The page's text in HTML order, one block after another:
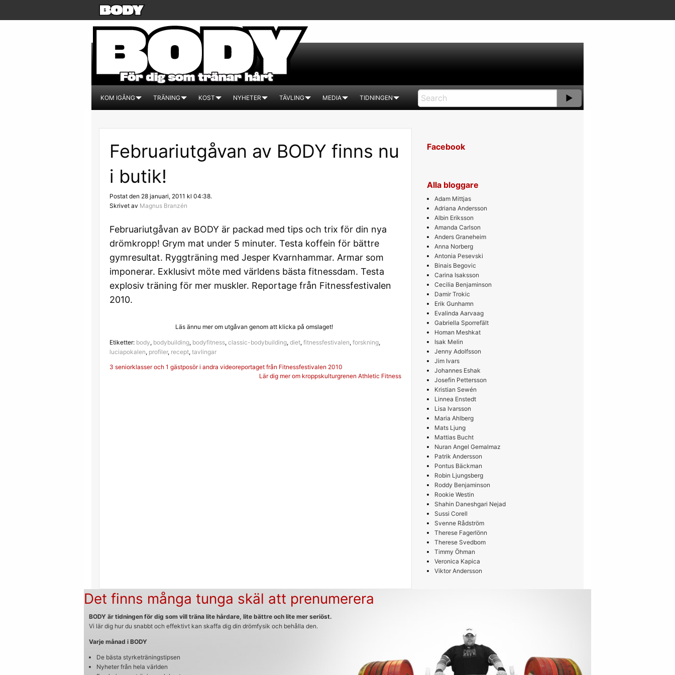
KOM IGÅNG TRÄNING KOST NYHETER TÄVLING MEDIA TIDNINGEN
Februariutgåvan av BODY finns nu
i butik!
Postat den 28 januari, 2011 kl 04:38.
Skrivet av Magnus Branzén
Februariutgåvan av BODY är packad med tips och trix för din nya
drömkropp! Grym mat under 5 minuter. Testa koffein för bättre
gymresultat. Ryggträning med Jesper Kvarnhammar. Armar som
imponerar. Exklusivt möte med världens bästa fitnessdam. Testa
explosiv träning för mer muskler. Reportage från Fitnessfestivalen
2010.
Läs ännu mer om utgåvan genom att klicka på omslaget!
Etiketter: body, bodybuilding, bodyfitness, classic-bodybuilding, diet, fitnessfestivalen, forskning,
luciapokalen, profiler, recept, tavlingar
Inläggsnavigering
3 seniorklasser och 1 gästposör i andra videoreportaget från Fitnessfestivalen 2010
Lär dig mer om kroppskulturgrenen Athletic Fitness
Facebook
Alla bloggare
Adam Mittjas
Adriana Andersson
Albin Eriksson
Amanda Carlson
Anders Graneheim
Anna Norberg
Antonia Pesevski
Binais Begovic
Carina Isaksson
Cecilia Benjaminson
Damir Trokic
Erik Gunhamn
Evalinda Aarvaag
Gabriella Sporrefält
Homan Meshkat
Isak Melin
Jenny Adolfsson
Jim Ivars
Johannes Eshak
Josefin Pettersson
Kristian Sewén
Linnea Enstedt
Lisa Ivarsson
Maria Ahlberg
Mats Ljung
Mattias Bucht
Nuran Angel Gemalmaz
Patrik Andersson
Pontus Bäckman
Robin Ljungsberg
Roddy Benjaminson
Rookie Westin
Shahin Daneshgari Nejad
Sussi Corell
Svenne Rådström
Therese Fagerlönn
Therese Svedbom
Timmy Öhman
Veronica Kapica
Viktor Andersson
Det finns många tunga skäl att prenumerera
BODY är tidningen för dig som vill träna lite hårdare, lite bättre och lite mer seriöst.
Vi lär dig hur du snabbt och effektivt kan skaffa dig din drömfysik och behålla den.
Varje månad i BODY
De bästa styrketräningstipsen
Nyheter från hela världen